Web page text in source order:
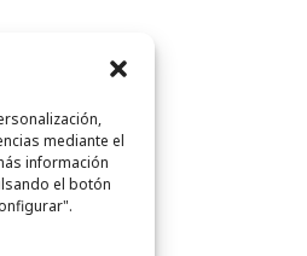
mediante el
información
el botón